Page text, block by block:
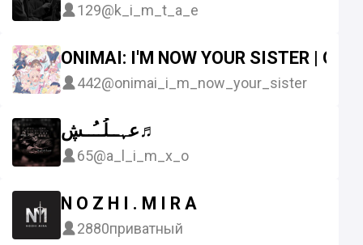
129@k_i_m_t_a_e
ONIMAI: I'M NOW YOUR SISTER |
442@onimai_i_m_now_your_sister
عہــلُــُــڜ♬
65@a_l_i_m_x_o
N O Z H I . M I R A
2880приватный